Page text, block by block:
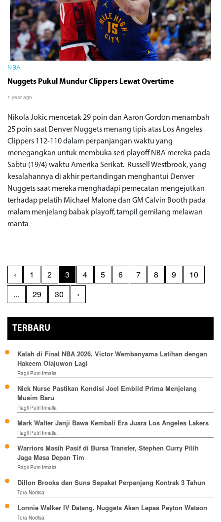
NBA
Nuggets Pukul Mundur Clippers Lewat Overtime
1 year ago
Nikola Jokic mencetak 29 poin dan Aaron Gordon menambah
25 poin saat Denver Nuggets menang tipis atas Los Angeles
Clippers 112-110 dalam perpanjangan waktu yang
menegangkan untuk membuka seri playoff NBA mereka pada
Sabtu (19/4) waktu Amerika Serikat. Russell Westbrook, yang
kesalahannya di akhir pertandingan menghantui Denver
Nuggets saat mereka menghadapi pemecatan mengejutkan
terhadap pelatih Michael Malone dan GM Calvin Booth pada
malam menjelang babak playoff, tampil gemilang melawan
manta
‹ 1 2 3 4 5 6 7 8 9
10
...
29 30 ›
TERBARU
Kalah di Final NBA 2026, Victor Wembanyama Latihan dengan
Hakeem Olajuwon Lagi
Ragil Putri Irmalia
Nick Nurse Pastikan Kondisi Joel Embiid Prima Menjelang
Musim Baru
Ragil Putri Irmalia
Mark Walter Janji Bawa Kembali Era Juara Los Angeles Lakers
Ragil Putri Irmalia
Warriors Masih Pasif di Bursa Transfer, Stephen Curry Pilih
Jaga Masa Depan Tim
Ragil Putri Irmalia
Dillon Brooks dan Suns Sepakat Perpanjang Kontrak 3 Tahun
Tora Nodisa
Lonnie Walker IV Datang, Nuggets Akan Lepas Peyton Watson
Tora Nodisa